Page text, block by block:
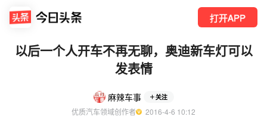
打开APP
以后一个人开车不再无聊，奥迪新车灯可以
发表情
麻辣车事 关注
优质汽车领域创作者
  2016-4-6 10:12